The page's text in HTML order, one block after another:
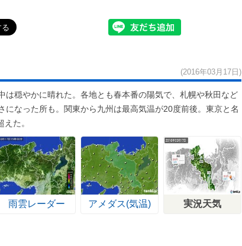
(2016年03月17日)
は穏やかに晴れた。各地とも春本番の陽気で、札幌や秋田など
なった所も。関東から九州は最高気温が20度前後。東京と名
た。
雨雲レーダー アメダス(気温) 実況天気